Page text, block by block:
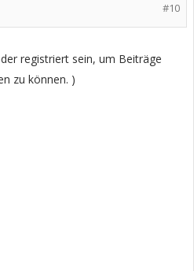
den 10 Wochen weitergeht. Das
#10
registriert sein, um Beiträge
zu können. )